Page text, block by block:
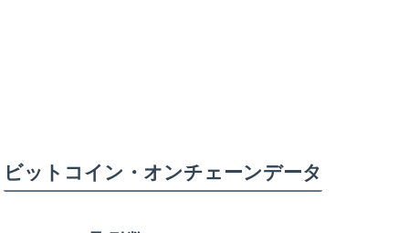
ビットコイン・オンチェーンデータ